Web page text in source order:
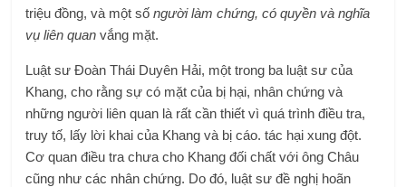
triệu đồng, và một sốngười làm chứng, có quyền và nghĩa
vụ liên quan vắng mặt.
Luật sư Đoàn Thái Duyên Hải, một trong ba luật sư của
Khang, cho rằng sự có mặt của bị hại, nhân chứng và
những người liên quan là rất cần thiết vì quá trình điều tra,
truy tố, lấy lời khai của Khang và bị cáo. tác hại xung đột.
Cơ quan điều tra chưa cho Khang đối chất với ông Châu
cũng như các nhân chứng. Do đó, luật sư đề nghị hoãn